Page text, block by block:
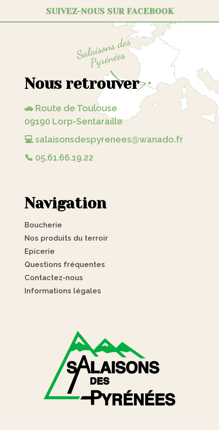
SUIVEZ-NOUS SUR FACEBOOK
Nous retrouver
🚗 Route de Toulouse
09190 Lorp-Sentaraille
💻 salaisonsdespyrenees@wanado.fr
📞 05.61.66.19.22
Navigation
Boucherie
Nos produits du terroir
Epicerie
Questions fréquentes
Contactez-nous
Informations légales